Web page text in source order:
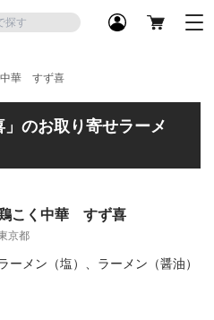
中華 すず喜
のお取り寄せラーメ
こく中華 すず喜
京都
ーメン（塩）、ラーメン（醤油）